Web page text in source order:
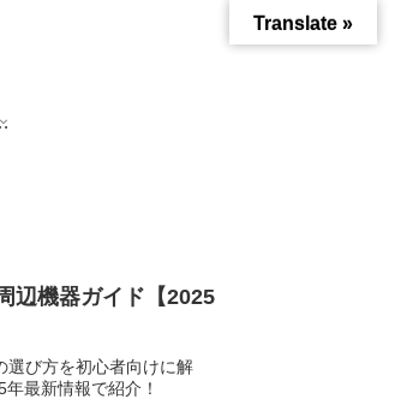
く表記
辺機器ガイド【2025
選び方を初心者向けに解
最新情報で紹介！
Translate »